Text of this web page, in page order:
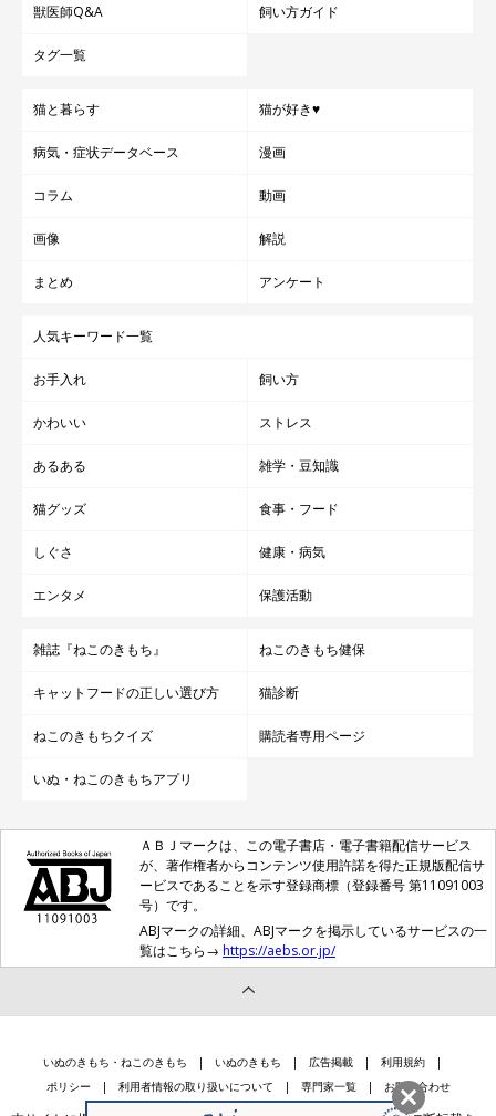
獣医師Q&A 飼い方ガイド
タグ一覧
猫と暮らす 猫が好き♥
病気・症状データベース 漫画
コラム 動画
画像 解説
まとめ アンケート
人気キーワード一覧
お手入れ 飼い方
かわいい ストレス
あるある 雑学・豆知識
猫グッズ 食事・フード
しぐさ 健康・病気
エンタメ 保護活動
雑誌『ねこのきもち』 ねこのきもち健保
キャットフードの正しい選び方 猫診断
ねこのきもちクイズ 購読者専用ページ
いぬ・ねこのきもちアプリ
ＡＢＪマークは、この電子書店・電子書籍配信サービス
が、著作権者からコンテンツ使用許諾を得た正規版配信サ
ービスであることを示す登録商標（登録番号 第11091003
号）です。
ABJマークの詳細、ABJマークを掲示しているサービスの一
覧はこちら→ https://aebs.or.jp/
いぬのきもち・ねこのきもち いぬのきもち 広告掲載
利用規約
ポリシー
利用者情報の取り扱いについて 専門家一覧 お問い合わせ